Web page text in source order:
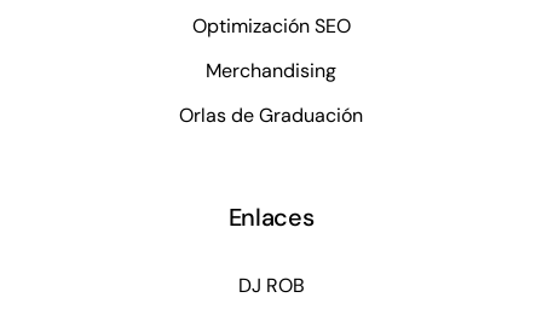
Optimización SEO
Merchandising
Orlas de Graduación
Enlaces
DJ ROB